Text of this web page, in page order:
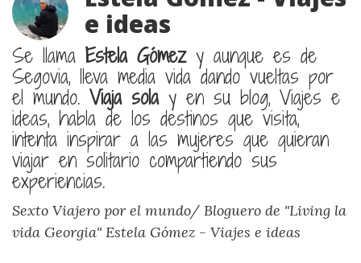
e ideas
Se llama Estela Gómezy aunque es de
Segovia, lleva media vida dando vueltas por
el mundo. Viaja solay en su blog, Viajes e
ideas, habla de los destinos que visita,
intenta inspirar a las mujeres que quieran
viajar en solitario compartiendo sus
experiencias.
Sexto Viajero por el mundo/ Bloguero de "Living la
vida Georgia" Estela Gómez - Viajes e ideas